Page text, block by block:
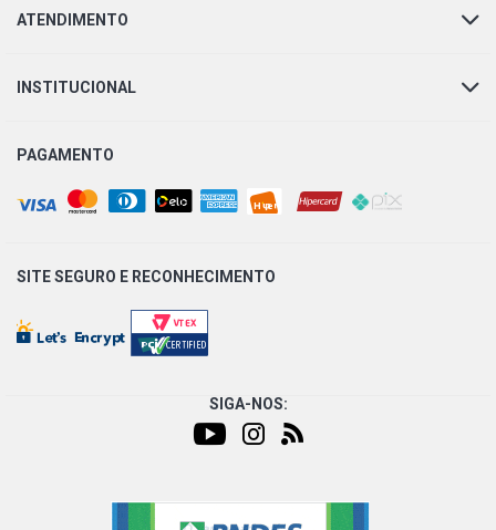
ATENDIMENTO
INSTITUCIONAL
PAGAMENTO
SITE SEGURO E RECONHECIMENTO
SIGA-NOS: